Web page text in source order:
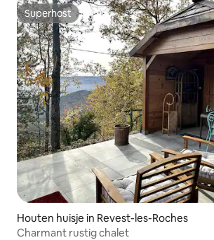
Superhost
Superhost
Houten huisje in Revest-les-Roches
Charmant rustig chalet